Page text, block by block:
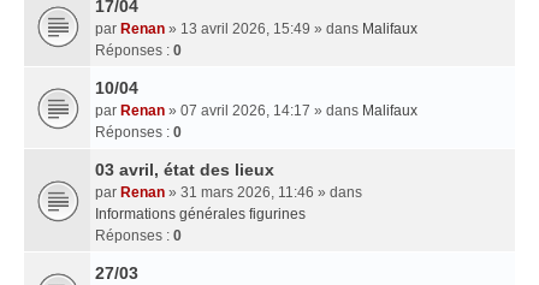
17/04
par Renan » 13 avril 2026, 15:49 » dans Malifaux
Réponses : 0
10/04
par Renan » 07 avril 2026, 14:17 » dans Malifaux
Réponses : 0
03 avril, état des lieux
par Renan » 31 mars 2026, 11:46 » dans
Informations générales figurines
Réponses : 0
27/03